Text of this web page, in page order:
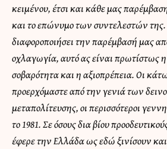
κειμένου, έτσι και κάθε μας
και το επώνυμο των συντελεστών
διαφοροποιήσει την παρέμβασή μας
οχλαγωγία, αυτό ας είναι πρωτίστως
σοβαρότητα και η αξιοπρέπεια. Οι
προερχόμαστε από την γενιά των
μεταπολίτευσης, οι περισσότεροι
το 1981. Σε όσους δια βίου
έφερε την Ελλάδα ως εδώ ξινίσουν